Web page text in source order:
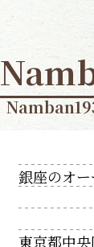
銀座のオ
東京都中